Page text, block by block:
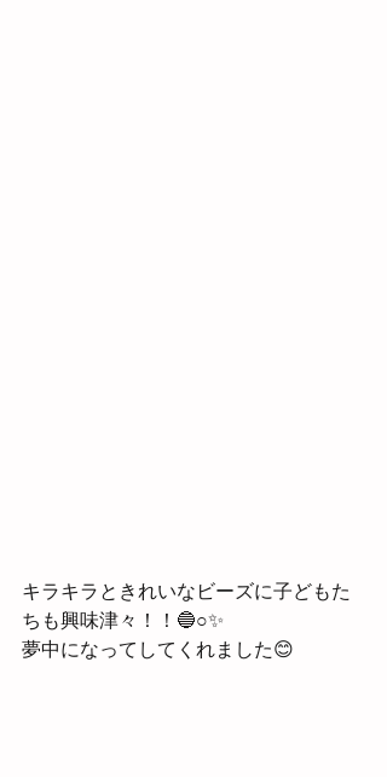
キラキラときれいなビーズに子どもた
ちも興味津々！！🔵○✨
夢中になってしてくれました😊